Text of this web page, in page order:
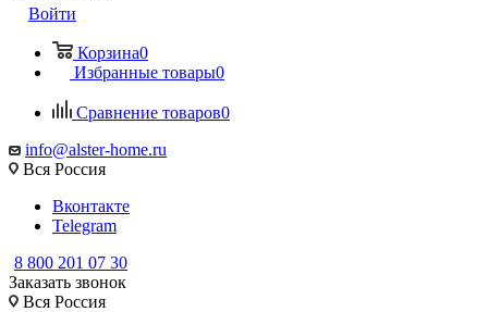
Войти
Корзина0
Избранные товары0
Сравнение товаров0
info@alster-home.ru
Вся Россия
Вконтакте
Telegram
8 800 201 07 30
Заказать звонок
Вся Россия